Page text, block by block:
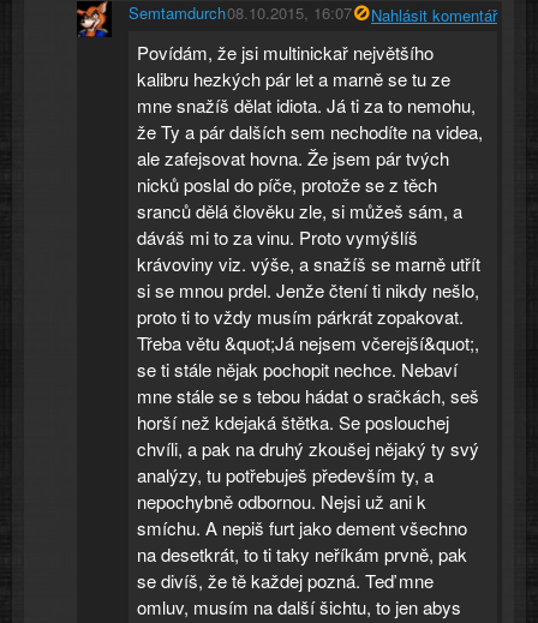
Semtamdurch08.10.2015, 16:07 Nahlásit komentář
Povídám, že jsi multinickař největšího
kalibru hezkých pár let a marně se tu ze
mne snažíš dělat idiota. Já ti za to nemohu,
že Ty a pár dalších sem nechodíte na videa,
ale zafejsovat hovna. Že jsem pár tvých
nicků poslal do píče, protože se z těch
sranců dělá člověku zle, si můžeš sám, a
dáváš mi to za vinu. Proto vymýšlíš
krávoviny viz. výše, a snažíš se marně utřít
si se mnou prdel. Jenže čtení ti nikdy nešlo,
proto ti to vždy musím párkrát zopakovat.
Třeba větu &quot;Já nejsem včerejší&quot;,
se ti stále nějak pochopit nechce. Nebaví
mne stále se s tebou hádat o sračkách, seš
horší než kdejaká štětka. Se poslouchej
chvíli, a pak na druhý zkoušej nějaký ty svý
analýzy, tu potřebuješ především ty, a
nepochybně odbornou. Nejsi už ani k
smíchu. A nepiš furt jako dement všechno
na desetkrát, to ti taky neříkám prvně, pak
se divíš, že tě každej pozná. Teď mne
omluv, musím na další šichtu, to jen abys